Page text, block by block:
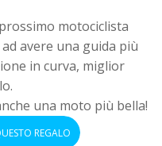
motociclista
avere una guida più
in curva, miglior
una moto più bella!
REGALO